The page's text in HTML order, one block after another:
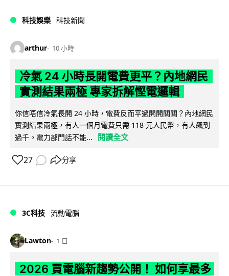
科技娛樂 科技新聞
arthur 10 小時
冷氣 24 小時長開電費更平？內地網民
實測結果兩極 專家拆解慳電邏輯
你信唔信冷氣長開 24 小時，電費反而平過開開關關？內地網民
實測結果兩極，有人一個月電費只需 118 元人民幣，有人飆到
過千。電力部門話不能...
閱讀全文
27 分享
3C科技 流動電腦
Lawton 1 日
2026 買電腦新趨勢公開！ 如何享最多